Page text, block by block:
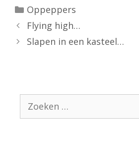
Oppeppers
Flying high…
Slapen in een kasteel…